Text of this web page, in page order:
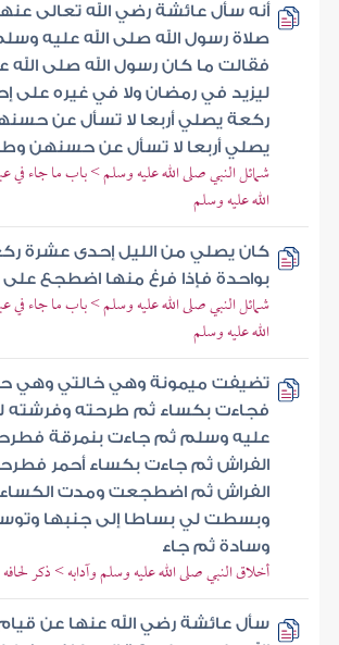
أنه سأل عائشة رضي الله تعالى
صلاة رسول الله صلى الله عليه
فقالت ما كان رسول الله صلى
ليزيد في رمضان ولا في غيره على
ركعة يصلي أربعا لا تسأل عن
يصلي أربعا لا تسأل عن حسنهن
شمائل النبي صلى الله عليه وسلم > باب ما جاء في
الله عليه وسلم
كان يصلي من الليل إحدى عشرة
بواحدة فإذا فرغ منها اضطجع على
شمائل النبي صلى الله عليه وسلم > باب ما جاء في
الله عليه وسلم
تضيفت ميمونة وهي خالتي وهي
فجاءت بكساء ثم طرحته وفرشته
عليه وسلم ثم جاءت بنمرقة
الفراش ثم جاءت بكساء أحمر
الفراش ثم اضطجعت ومدت الكساء
وبسطت لي بساطا إلى جنبها
وسادة ثم جاء
أخلاق النبي صلى الله عليه وسلم وآدابه > ذكر
سأل عائشة رضي الله عنها عن